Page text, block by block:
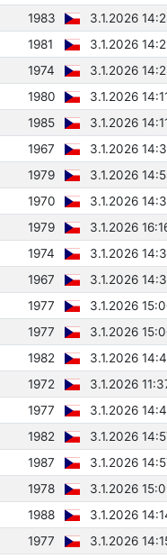
1983
3.1.2026
1981
3.1.2026
1974
3.1.2026
1980
3.1.2026
1985
3.1.2026
1967
3.1.2026
1979
3.1.2026
1970
3.1.2026
1979
3.1.2026
1974
3.1.2026
1967
3.1.2026
1977
3.1.2026
1977
3.1.2026
1982
3.1.2026
1972
3.1.2026
1977
3.1.2026
1982
3.1.2026
1987
3.1.2026
1978
3.1.2026
1988
3.1.2026
1977 3.1.2026